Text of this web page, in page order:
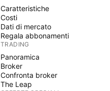
Caratteristiche
Costi
Dati di mercato
Regala abbonamenti
TRADING
Panoramica
Broker
Confronta broker
The Leap